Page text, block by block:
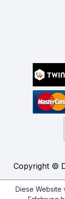
Copyright ©
Diese Website